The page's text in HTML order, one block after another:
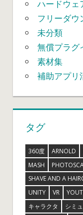
ハードウェ
フリーダウ
未分類
無償プラグ
素材集
補助アプリ
タグ
360度 ARNOLD
MASH
SHAVE AND A
UNITY
VR
キャラクタ
シミ